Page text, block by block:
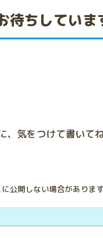
待ちしていま
気をつけて書いてね
開しない場合があります